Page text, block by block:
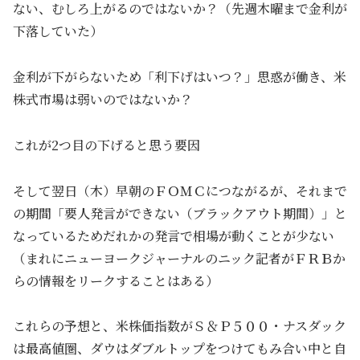
ない、むしろ上がるのではないか？（先週木曜まで金利が
下落していた）
金利が下がらないため「利下げはいつ？」思惑が働き、米
株式市場は弱いのではないか？
これが2つ目の下げると思う要因
そして翌日（木）早朝のＦＯＭＣにつながるが、それまで
の期間「要人発言ができない（ブラックアウト期間）」と
なっているためだれかの発言で相場が動くことが少ない
（まれにニューヨークジャーナルのニック記者がＦＲＢか
らの情報をリークすることはある）
これらの予想と、米株価指数がＳ＆Ｐ５００・ナスダック
は最高値圏、ダウはダブルトップをつけてもみ合い中と自